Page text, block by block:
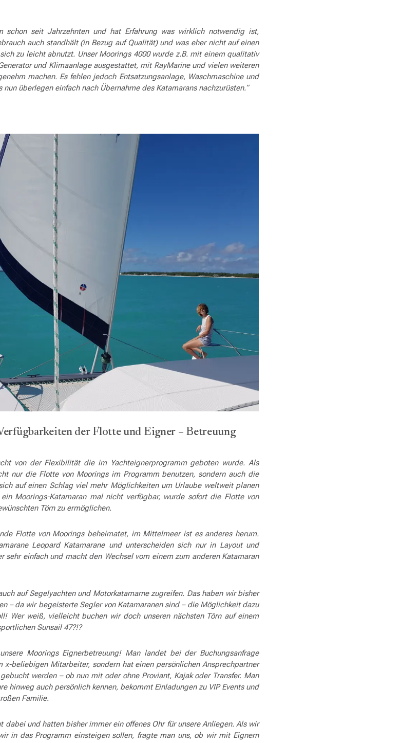
schon seit Jahrzehnten und hat Erfahrung was wirklich notwendig ist,
auch standhält (in Bezug auf Qualität) und was eher nicht auf einen
zu leicht abnutzt. Unser Moorings 4000 wurde z.B. mit einem qualitativ
und Klimaanlage ausgestattet, mit RayMarine und vielen weiteren
machen. Es fehlen jedoch Entsatzungsanlage, Waschmaschine und
überlegen einfach nach Übernahme des Katamarans nachzurüsten.“
der Flotte und Eigner – Betreuung
von der Flexibilität die im Yachteignerprogramm geboten wurde. Als
nur die Flotte von Moorings im Programm benutzen, sondern auch die
auf einen Schlag viel mehr Möglichkeiten um Urlaube weltweit planen
Moorings-Katamaran mal nicht verfügbar, wurde sofort die Flotte von
Törn zu ermöglichen.
Flotte von Moorings beheimatet, im Mittelmeer ist es anderes herum.
Leopard Katamarane und unterscheiden sich nur in Layout und
sehr einfach und macht den Wechsel vom einem zum anderen Katamaran
auf Segelyachten und Motorkatamarne zugreifen. Das haben wir bisher
– da wir begeisterte Segler von Katamaranen sind – die Möglichkeit dazu
Wer weiß, vielleicht buchen wir doch unseren nächsten Törn auf einem
Sunsail 47?!?
Moorings Eignerbetreuung! Man landet bei der Buchungsanfrage
x-beliebigen Mitarbeiter, sondern hat einen persönlichen Ansprechpartner
werden – ob nun mit oder ohne Proviant, Kajak oder Transfer. Man
hinweg auch persönlich kennen, bekommt Einladungen zu VIP Events und
Familie.
und hatten bisher immer ein offenes Ohr für unsere Anliegen. Als wir
in das Programm einsteigen sollen, fragte man uns, ob wir mit Eignern